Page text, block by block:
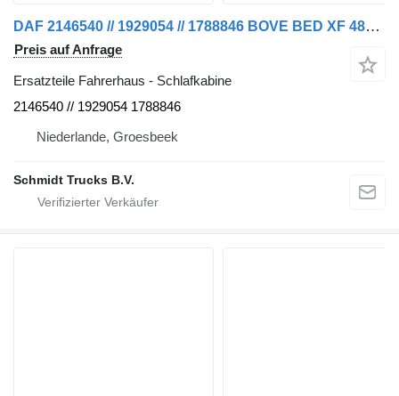
DAF 2146540 // 1929054 // 1788846 BOVE BED XF 480 EURO 6 MODEL 2021 Schlafkabine für LKW
Preis auf Anfrage
Ersatzteile Fahrerhaus - Schlafkabine
2146540 // 1929054 1788846
Niederlande, Groesbeek
Schmidt Trucks B.V.